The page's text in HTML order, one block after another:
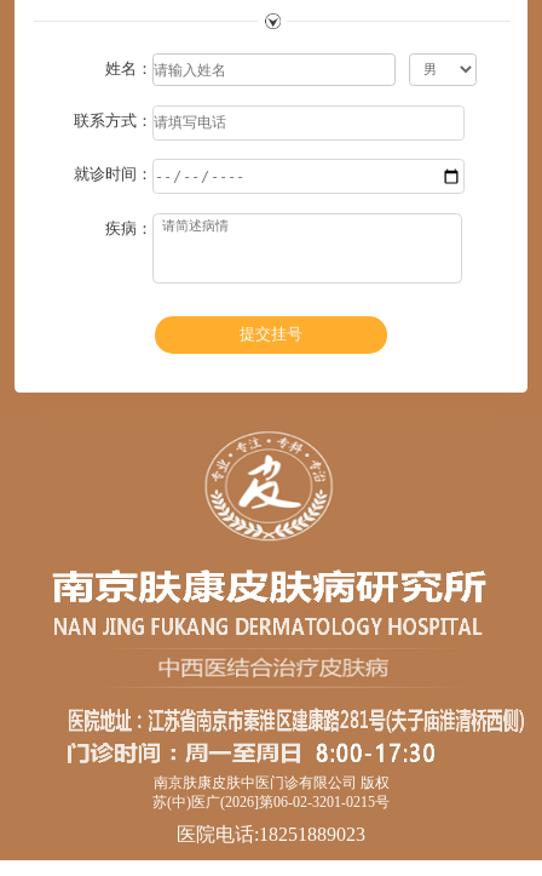
姓名：
联系方式：
就诊时间：
疾病：
南京肤康皮肤中医门诊有限公司 版权
苏(中)医广(2026]第06-02-3201-0215号
医院电话:18251889023